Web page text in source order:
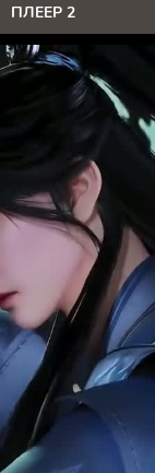
ПЛЕЕР 2